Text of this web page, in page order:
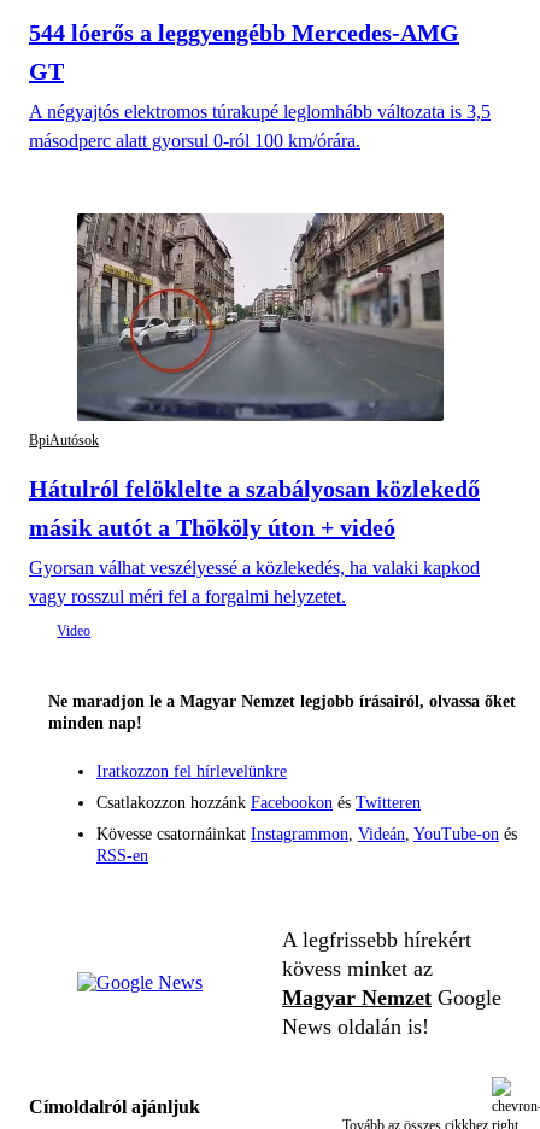
544 lóerős a leggyengébb Mercedes-AMG
GT
A négyajtós elektromos túrakupé leglomhább változata is 3,5
másodperc alatt gyorsul 0-ról 100 km/órára.
BpiAutósok
Hátulról felöklelte a szabályosan közlekedő
másik autót a Thököly úton + videó
Gyorsan válhat veszélyessé a közlekedés, ha valaki kapkod
vagy rosszul méri fel a forgalmi helyzetet.
Ne maradjon le a Magyar Nemzet legjobb írásairól, olvassa őket
minden nap!
Iratkozzon fel hírlevelünkre
Csatlakozzon hozzánk Facebookon és Twitteren
Kövesse csatornáinkat Instagrammon, Videán, YouTube-on és
RSS-en
A legfrissebb hírekért
kövess minket az
Magyar Nemzet Google
News oldalán is!
Címoldalról ajánljuk